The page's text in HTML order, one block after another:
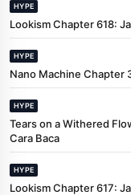
HYPE
Lookism Chapter 618:
HYPE
Nano Machine Chapter
HYPE
Tears on a Withered
Cara Baca
HYPE
Lookism Chapter 617: